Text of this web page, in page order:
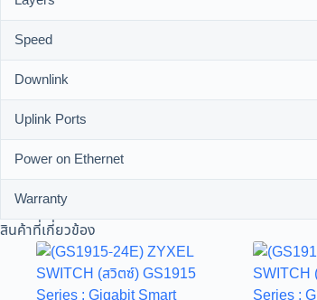
Speed
Downlink
Uplink Ports
Power on Ethernet
Warranty
สินค้าที่เกี่ยวข้อง